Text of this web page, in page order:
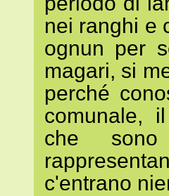
nei ranghi e
ognun per
magari, si
perché
comunale,
che
c'entrano